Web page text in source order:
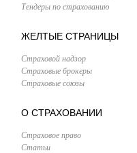
Тендеры по страхованию
ЖЕЛТЫЕ СТРАНИЦЫ
Страховой надзор
Страховые брокеры
Страховые союзы
О СТРАХОВАНИИ
Страховое право
Статьи